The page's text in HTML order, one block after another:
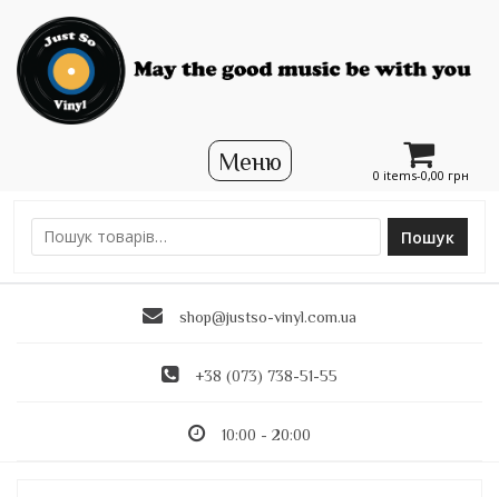
0 items-0,00 грн
Ш
Пошук
shop@justso-vinyl.com.ua
+38 (073) 738-51-55
10:00 - 20:00